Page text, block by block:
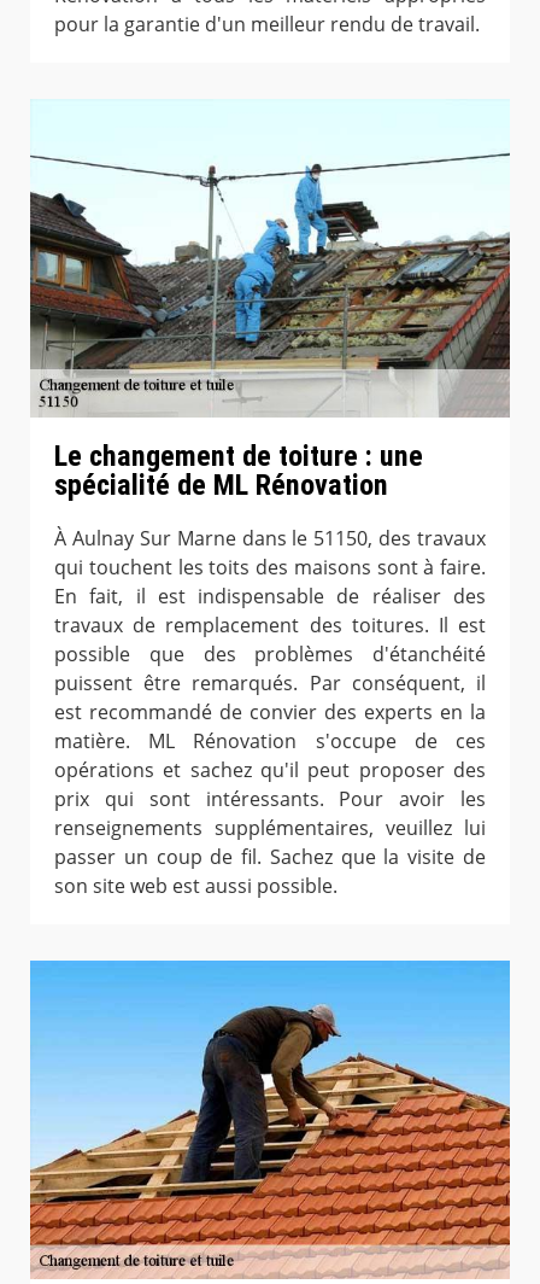
pour la garantie d'un meilleur rendu de travail.
Le changement de toiture : une
spécialité de ML Rénovation
À Aulnay Sur Marne dans le 51150, des travaux
qui touchent les toits des maisons sont à faire.
En fait, il est indispensable de réaliser des
travaux de remplacement des toitures. Il est
possible que des problèmes d'étanchéité
puissent être remarqués. Par conséquent, il
est recommandé de convier des experts en la
matière. ML Rénovation s'occupe de ces
opérations et sachez qu'il peut proposer des
prix qui sont intéressants. Pour avoir les
renseignements supplémentaires, veuillez lui
passer un coup de fil. Sachez que la visite de
son site web est aussi possible.